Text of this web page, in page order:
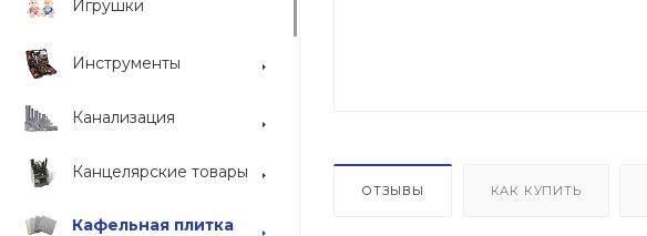
Игрушки
Инструменты
Канализация
Канцелярские товары
Кафельная плитка
ОТЗЫВЫ КАК КУПИТЬ